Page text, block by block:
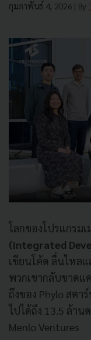
กุมภาพันธ์ 4, 2026 | By
โลกของโปรแกรม
(Integrated
เขียนโค้ด ลื่นไหล
พวกเขากลับขาดแ
ถึงของ Phylo สตา
ไปได้ถึง 13.5 ล้า
Menlo Ventures